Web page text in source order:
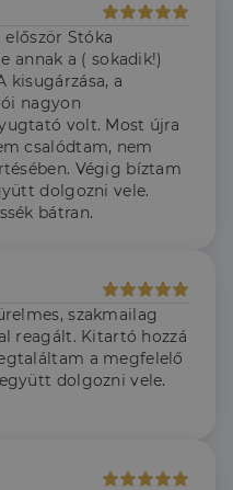
Stóka
annak a ( sokadik!)
kisugárzása, a
nagyon
volt. Most újra
csalódtam, nem
Végig bíztam
dolgozni vele.
bátran.
szakmailag
reagált. Kitartó hozzá
a megfelelő
dolgozni vele.
információkat
szolgáltat
arról, hogy a
végfelhasználó
hogyan
használja a
weboldalt, és
minden olyan
reklámról,
amelyet a
végfelhasználó
láthatott,
mielőtt
meglátogatta